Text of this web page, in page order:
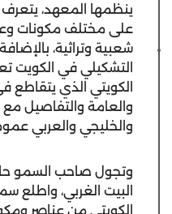
ينظمها المعهد،
على مختلف مكونات
شعبية وتراثية،
التشكيلي في الكويت
الكويتي الذي يتقاطع
والعامة والتفاصيل مع
والخليجي والعربي
وتجول صاحب السمو
البيت الغربي، واطلع
الكويتي من عناصر